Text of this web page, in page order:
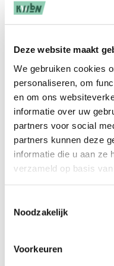
Deze website maakt
We gebruiken cookies
personaliseren, om
en om ons
informatie over uw
partners voor social
partners kunnen deze
informatie die u aan ze
verzameld op basis
Noodzakelijk
Voorkeuren
politiek,
partijen. Onze
het kost tijd om op
structurele
Tot het zover is,
bureaucratische
doen we in nauwe
Nederlandse Toer
namelijk veel
vergunnings- en
voor wandel- en
allebei subsidie
ingang van 2024